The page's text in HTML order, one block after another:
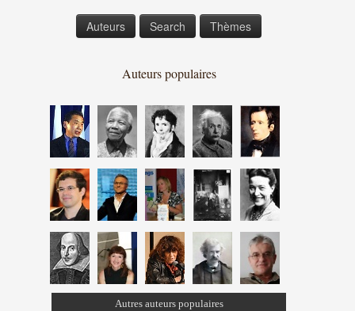
Auteurs Search Thèmes
Auteurs populaires
Autres auteurs populaires